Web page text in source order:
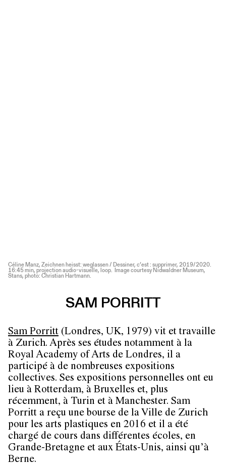
Céline Manz, Zeichnen heisst: weglassen / Dessiner, c’est : supprimer, 2019/2020.
16:45 min, projection audio-visuelle, loop. Image courtesy Nidwaldner Museum,
Stans, photo: Christian Hartmann.
SAM PORRITT
Sam Porritt (Londres, UK, 1979) vit et travaille
à Zurich. Après ses études notamment à la
Royal Academy of Arts de Londres, il a
participé à de nombreuses expositions
collectives. Ses expositions personnelles ont eu
lieu à Rotterdam, à Bruxelles et, plus
récemment, à Turin et à Manchester. Sam
Porritt a reçu une bourse de la Ville de Zurich
pour les arts plastiques en 2016 et il a été
chargé de cours dans différentes écoles, en
Grande-Bretagne et aux États-Unis, ainsi qu’à
Berne.